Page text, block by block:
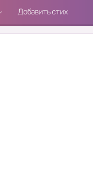
Добавить стих